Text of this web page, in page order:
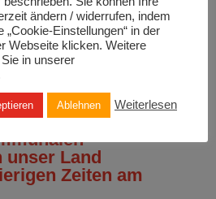
Chancen der
beachten!
von Ingbert Liebing,
des Verbandes kommunaler
Verlass: So
unser Land
Zeiten am
ändern / widerrufen, indem
„Cookie-Einstellungen“ in der
Webseite klicken. Weitere
in unserer
Ablehnen Weiterlesen